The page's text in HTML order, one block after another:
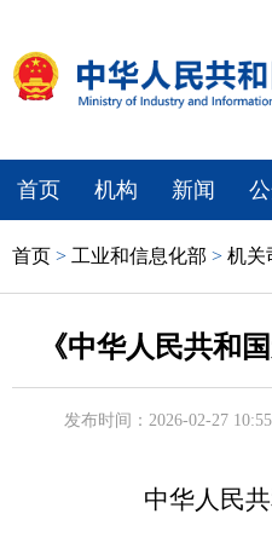
首页 机构 新闻
首页 > 工业和信息化部 > 机关
《中华人民共和
发布时间：2026-02-27 10:55
中华人民